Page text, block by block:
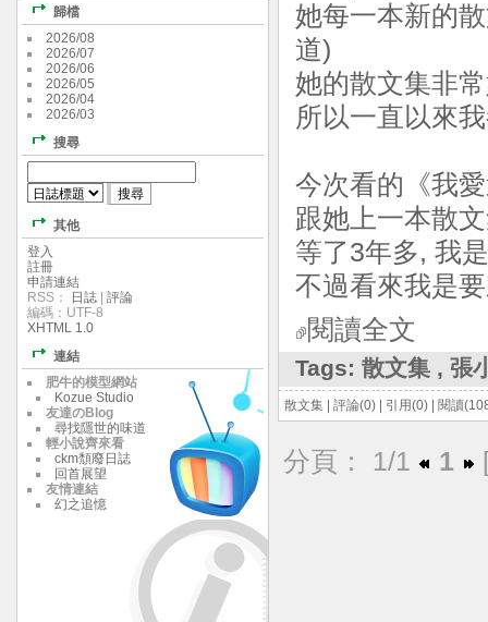
她每一本新的
道)
她的散文集非
所以一直以來
今次看的《我
跟她上一本散
等了3年多, 我
不過看來我是
閱讀全文
Tags: 散文集 , 張
散文集 評論(0) 引用(0) 閱讀
分頁： 1/1 1
歸檔
2026/08
2026/07
2026/06
2026/05
2026/04
2026/03
搜尋
其他
登入
註冊
申請連結
RSS：
日誌
評論
編碼：UTF-8
XHTML 1.0
連結
肥牛的模型網站
Kozue Studio
友達のBlog
尋找隱世的味道
輕小說齊來看
ckm頹廢日誌
回首展望
友情連結
幻之追憶